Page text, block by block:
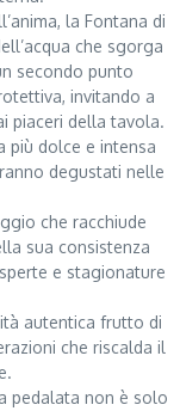
la Fontana di
che sgorga
secondo punto
invitando a
piaceri della tavola.
più dolce e intensa
degustati nelle
che racchiude
sua consistenza
e stagionature
autentica frutto di
che riscalda il
pedalata non è solo